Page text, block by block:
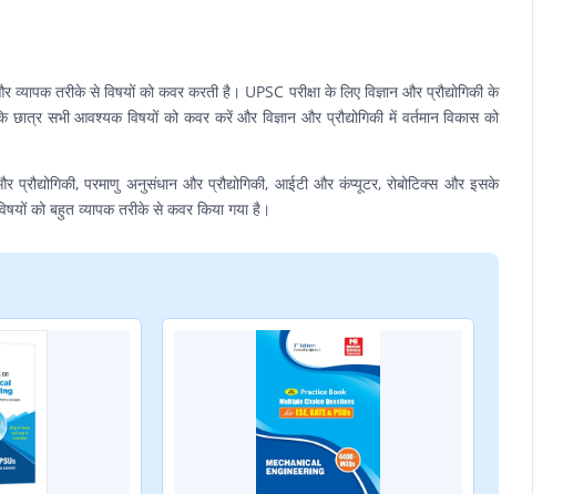
तरीके से विषयों को कवर करती है। UPSC परीक्षा के लिए विज्ञान और प्रौद्योगिकी के
सभी आवश्यक विषयों को कवर करें और विज्ञान और प्रौद्योगिकी में वर्तमान विकास को
प्रौद्योगिकी, परमाणु अनुसंधान और प्रौद्योगिकी, आईटी और कंप्यूटर, रोबोटिक्स और इसके
को बहुत व्यापक तरीके से कवर किया गया है।